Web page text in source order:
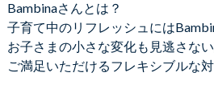
Bambinaさんとは？
子育て中のリフレッシュには
お子さまの小さな変化も見逃さな
ご満足いただけるフレキシブルな